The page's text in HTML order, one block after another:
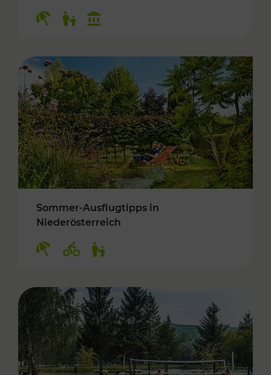
Sommer-Ausflugtipps in
Niederösterreich